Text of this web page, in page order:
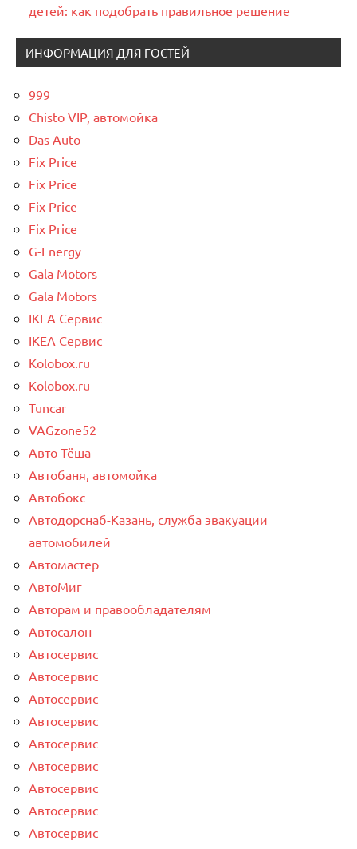
детей: как подобрать правильное решение
ИНФОРМАЦИЯ ДЛЯ ГОСТЕЙ
999
Chisto VIP, автомойка
Das Auto
Fix Price
Fix Price
Fix Price
Fix Price
G-Energy
Gala Motors
Gala Motors
IKEA Сервис
IKEA Сервис
Kolobox.ru
Kolobox.ru
Tuncar
VAGzone52
Авто Тёша
Автобаня, автомойка
Автобокс
Автодорснаб-Казань, служба эвакуации
автомобилей
Автомастер
АвтоМиг
Авторам и правообладателям
Автосалон
Автосервис
Автосервис
Автосервис
Автосервис
Автосервис
Автосервис
Автосервис
Автосервис
Автосервис